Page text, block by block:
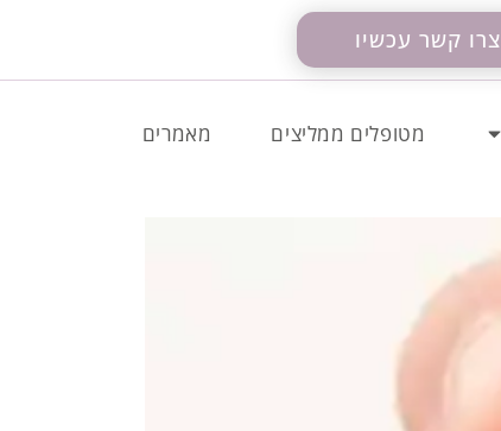
צרו קשר עכשיו
מטופלים ממליצים מאמרים